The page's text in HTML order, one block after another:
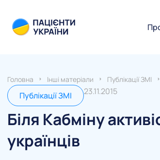
Головна Інші матеріали Публікації ЗМІ
Публікації ЗМІ 23.11.2015
Біля Кабміну
українців